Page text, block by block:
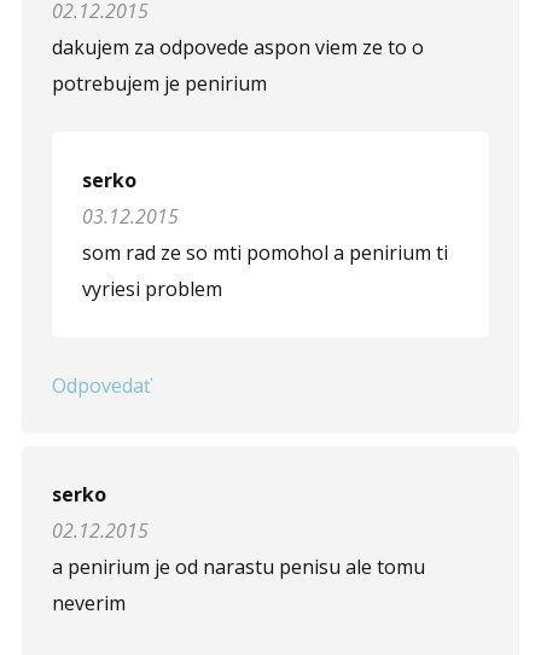
Meno (* )
Opíšte prvé 4 písmená zo slova "
02.12.2015
dakujem za odpovede aspon viem ze to o
potrebujem je penirium
serko
03.12.2015
som rad ze so mti pomohol a penirium ti
vyriesi problem
Odpovedať
serko
02.12.2015
a penirium je od narastu penisu ale tomu
neverim